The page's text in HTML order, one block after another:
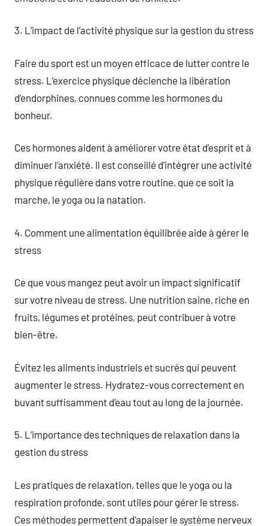
3. L’impact de l’activité physique sur la gestion du stress
Faire du sport est un moyen efficace de lutter contre le
stress. L’exercice physique déclenche la libération
d’endorphines, connues comme les hormones du
bonheur.
Ces hormones aident à améliorer votre état d’esprit et à
diminuer l’anxiété. Il est conseillé d’intégrer une activité
physique régulière dans votre routine, que ce soit la
marche, le yoga ou la natation.
4. Comment une alimentation équilibrée aide à gérer le
stress
Ce que vous mangez peut avoir un impact significatif
sur votre niveau de stress. Une nutrition saine, riche en
fruits, légumes et protéines, peut contribuer à votre
bien-être.
Évitez les aliments industriels et sucrés qui peuvent
augmenter le stress. Hydratez-vous correctement en
buvant suffisamment d’eau tout au long de la journée.
5. L’importance des techniques de relaxation dans la
gestion du stress
Les pratiques de relaxation, telles que le yoga ou la
respiration profonde, sont utiles pour gérer le stress.
Ces méthodes permettent d’apaiser le système nerveux